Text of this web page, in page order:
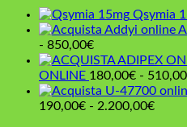
Qsymia
- 850,00€Fascia
di
prezzo:
da
220,00€
ONLINE 180,00€ - 510,00
190,00€ - 2.200,00€Fascia